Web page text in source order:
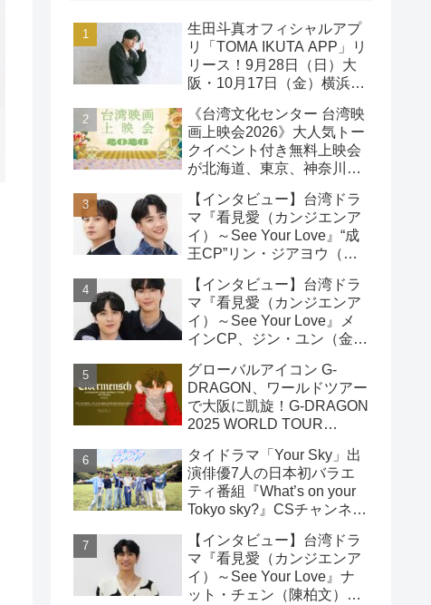
生田斗真オフィシャルアプ
リ「TOMA IKUTA APP」リ
リース！9月28日（日）大
阪・10月17日（金）横浜に
ング開催！
《台湾文化センター 台湾映
画上映会2026》大人気トー
クイベント付き無料上映会
が北海道、東京、神奈川、
決定!
【インタビュー】台湾ドラ
マ『看見愛（カンジエンア
イ）～See Your Love』“成
王CP”リン・ジアヨウ（林
（林詠傑）インタビュー
【インタビュー】台湾ドラ
マ『看見愛（カンジエンア
イ）～See Your Love』メ
インCP、ジン・ユン（金
宇）インタビュー
グローバルアイコン G-
DRAGON、ワールドツアー
で大阪に凱旋！G-DRAGON
2025 WORLD TOUR
ENCORE 9月23日(火・
祝)18:00よりファンクラブ
先行受付開始！！
タイドラマ「Your Sky」出
演俳優7人の日本初バラエ
ティ番組『What’s on your
Tokyo sky?』CSチャンネ
日（日）19時30分 独占放
送！！
【インタビュー】台湾ドラ
マ『看見愛（カンジエンア
イ）～See Your Love』ナ
ット・チェン（陳柏文）イ